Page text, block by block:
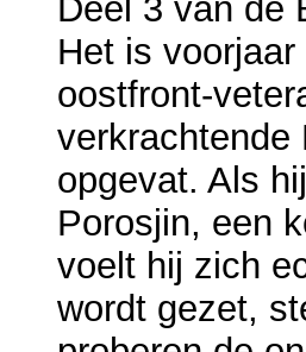
Deel 3 van de
Het is
oostfront-
verkrachtende
opgevat. Als
Porosjin, een
voelt hij zich
wordt gezet,